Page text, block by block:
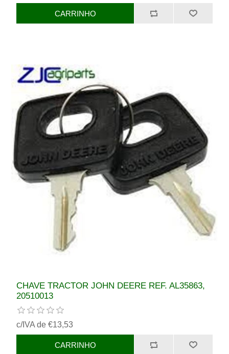
CHAVE TRACTOR JOHN DEERE REF. AL35863,
20510013
c/IVA de €13,53